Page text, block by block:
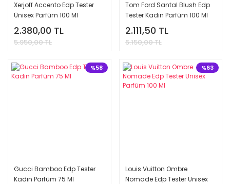
Xerjoff Accento Edp Tester
Ünisex Parfüm 100 Ml
2.380,00 TL
5.950,00 TL
Tom Ford Santal Blush Edp
Tester Kadın Parfüm 100 Ml
2.111,50 TL
5.150,00 TL
%58
Gucci Bamboo Edp Tester
Kadın Parfüm 75 Ml
%63
Louis Vuitton Ombre
Nomade Edp Tester Unisex